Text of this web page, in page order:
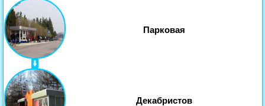
Парковая
Декабристов